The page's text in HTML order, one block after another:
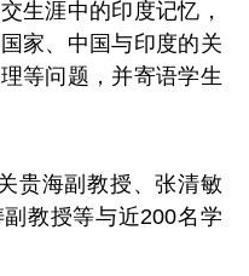
生涯中的印度记忆，
家、中国与印度的关
等问题，并寄语学生
贵海副教授、张清敏
教授等与近200名学